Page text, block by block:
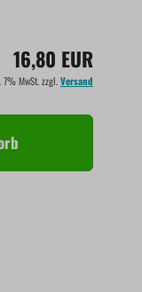
16,80 EUR
MwSt. zzgl.Versand